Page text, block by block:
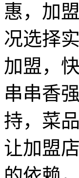
惠，加
况选择
加盟，
串串香
持，菜
让加盟